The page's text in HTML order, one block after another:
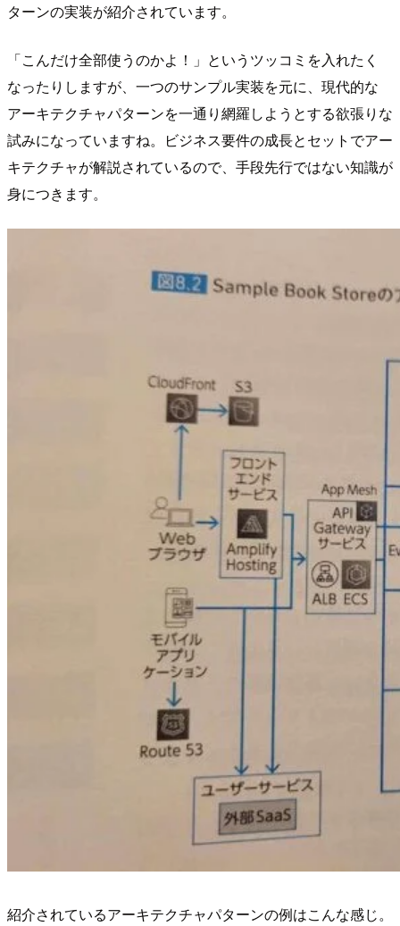
ターンの実装が紹介されています。
「こんだけ全部使うのかよ！」というツッコミを入れたく
なったりしますが、一つのサンプル実装を元に、現代的な
アーキテクチャパターンを一通り網羅しようとする欲張りな
試みになっていますね。ビジネス要件の成長とセットでアー
キテクチャが解説されているので、手段先行ではない知識が
身につきます。
紹介されているアーキテクチャパターンの例はこんな感じ。